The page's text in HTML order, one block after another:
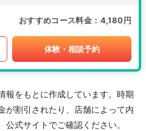
おすすめコース料金 4,180円
体験・相談予約
報をもとに作成しています。時期
が割引されたり、店舗によって内
式サイトでご確認ください。